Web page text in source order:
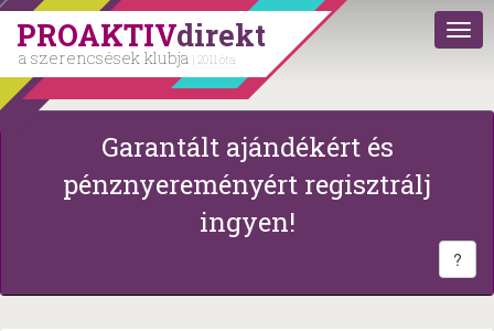
PROAKTIVdirekt
a szerencsések klubja | 2011 óta
Garantált ajándékért és
pénznyereményért regisztrálj
ingyen!
?